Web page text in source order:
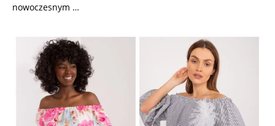
nowoczesnym …